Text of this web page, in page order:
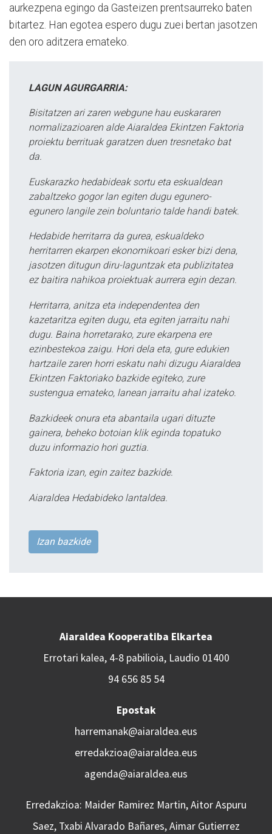
aurkezpena egingo da Gasteizen prentsaurreko baten
bitartez. Han egotea espero dugu zuei bertan jasotzen
den oro aditzera emateko.
LAGUN AGURGARRIA:
Bisitatzen ari zaren webgune hau euskararen
normalizazioaren alde Aiaraldea Ekintzen Faktoria
proiektu berrituak garatzen duen tresnetako bat
da.
Euskarazko hedabideak sortu eta eskualdean
zabaltzeko gogor lan egiten dugu egunero-
egunero langile zein boluntario talde handi batek.
Hedabide herritarra da gurea, eskualdeko
herritarren ekarpen ekonomikoari esker bizi dena,
jasotzen ditugun diru-laguntzak eta publizitatea
ez baitira nahikoa proiektuak aurrera egin dezan.
Herritarra, anitza eta independentea den
kazetaritza egiten dugu, eta egiten jarraitu nahi
dugu. Baina horretarako, zure ekarpena ere
ezinbestekoa zaigu. Hori dela eta, gure edukien
hartzaile zaren horri eskatu nahi dizugu Aiaraldea
Ekintzen Faktoriako bazkide egiteko, zure
sustengua emateko, lanean jarraitu ahal izateko.
Bazkideek onura eta abantaila ugari dituzte
gainera, beheko botoian klik eginda topatuko
duzu informazio hori guztia.
Faktoria izan, egin zaitez bazkide.
Aiaraldea Hedabideko lantaldea.
Izan bazkide
Aiaraldea Kooperatiba Elkartea
Errotari kalea, 4-8 pabilioia, Laudio 01400
94 656 85 54
Epostak
harremanak@aiaraldea.eus
erredakzioa@aiaraldea.eus
agenda@aiaraldea.eus
Erredakzioa: Maider Ramirez Martin, Aitor Aspuru
Saez, Txabi Alvarado Bañares, Aimar Gutierrez